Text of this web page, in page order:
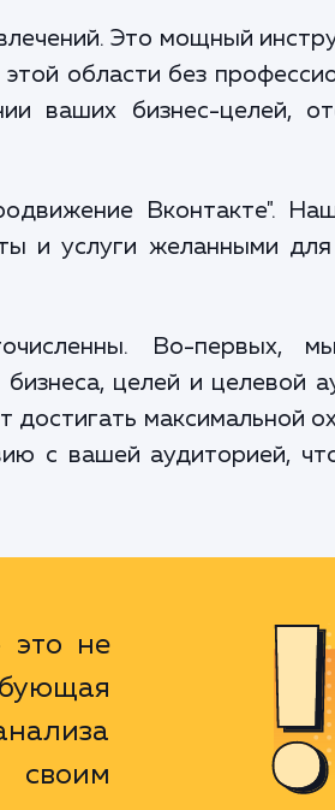
Это мощный
области без
ваших бизнес-целей,
Вконтакте".
и услуги желанными
Во-первых,
целей и целевой
максимальной
с вашей аудиторией,
это не
своим